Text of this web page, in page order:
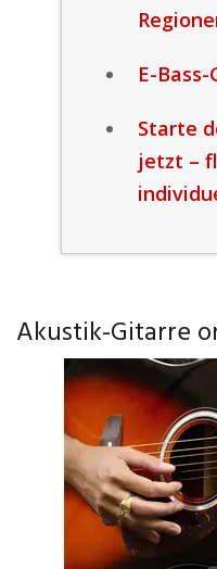
E-
Starte
jetzt –
Akustik-Gitarre